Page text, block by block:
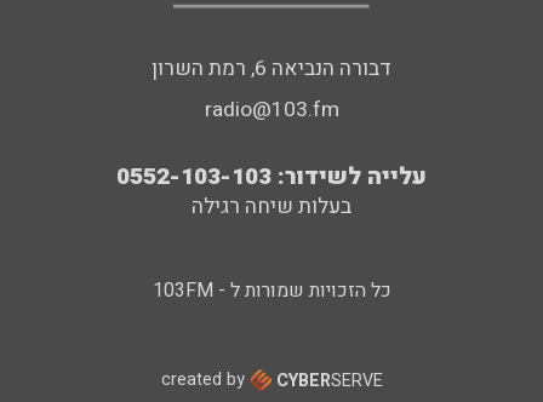
דבורה הנביאה 6, רמת השרון
radio@103.fm
עלייה לשידור: 0552-103-103
בעלות שיחה רגילה
כל הזכויות שמורות ל - 103FM
created by CYBERSERVE